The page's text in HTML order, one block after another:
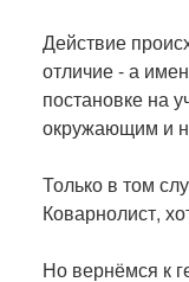
Действие
отличие - а
постановке на
окружающим и
Только в том
Коварнолист,
Но вернёмся к